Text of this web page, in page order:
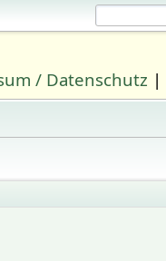
/ Datenschutz |